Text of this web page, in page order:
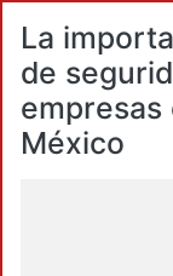
La
de
México